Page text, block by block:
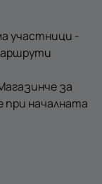
участници -
за
при началната